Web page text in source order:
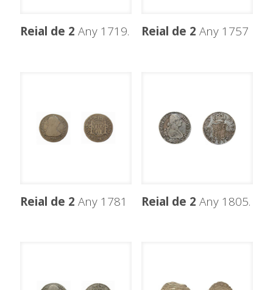
Reial de 2 Any 1719. Reial de 2 Any 1757
Reial de 2 Any 1781 Reial de 2 Any 1805.